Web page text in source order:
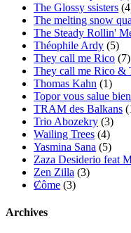
The Glossy ssisters
The melting snow
The Steady Rollin'
Théophile Ardy (5)
They call me Rico (7)
They call me Rico &
Thomas Kahn (1)
Topor vous salue bien
TRAM des Balkans
Trio Abozekry (3)
Wailing Trees (4)
Yasmina Sana (5)
Zaza Desiderio feat
Zen Zilla (3)
Ȼôme (3)
Archives